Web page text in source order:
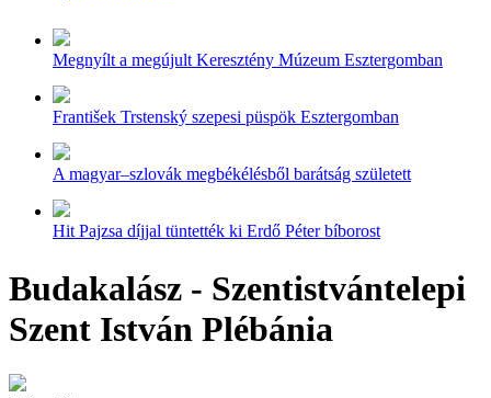
Megnyílt a megújult Keresztény Múzeum Esztergomban
František Trstenský szepesi püspök Esztergomban
A magyar–szlovák megbékélésből barátság született
Hit Pajzsa díjjal tüntették ki Erdő Péter bíborost
Budakalász - Szentistvántelepi
Szent István Plébánia